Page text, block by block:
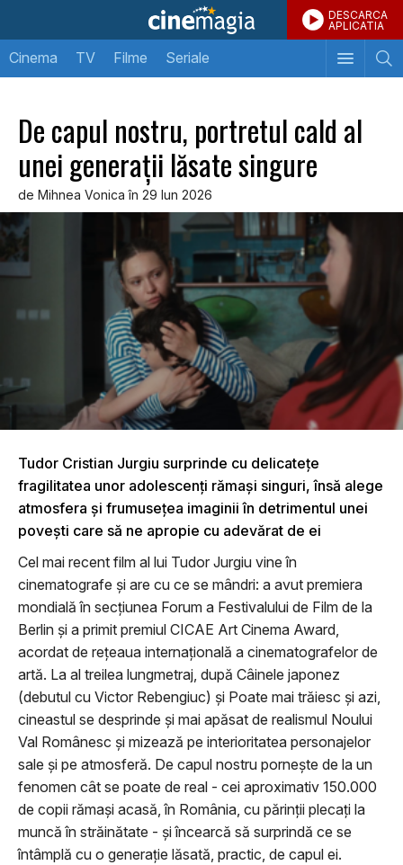
DESCARCA
APLICATIA
Cinema TV Filme Seriale
De capul nostru, portretul cald al
unei generații lăsate singure
de Mihnea Vonica în 29 Iun 2026
Tudor Cristian Jurgiu surprinde cu delicatețe
fragilitatea unor adolescenți rămași singuri, însă alege
atmosfera și frumusețea imaginii în detrimentul unei
povești care să ne apropie cu adevărat de ei
Cel mai recent film al lui Tudor Jurgiu vine în
cinematografe și are cu ce se mândri: a avut premiera
mondială în secțiunea Forum a Festivalului de Film de la
Berlin și a primit premiul CICAE Art Cinema Award,
acordat de rețeaua internațională a cinematografelor de
artă. La al treilea lungmetraj, după Câinele japonez
(debutul cu Victor Rebengiuc) și Poate mai trăiesc și azi,
cineastul se desprinde și mai apăsat de realismul Noului
Val Românesc și mizează pe interioritatea personajelor
sale și pe atmosferă. De capul nostru pornește de la un
fenomen cât se poate de real - cei aproximativ 150.000
de copii rămași acasă, în România, cu părinții plecați la
muncă în străinătate - și încearcă să surprindă ce se
întâmplă cu o generație lăsată, practic, de capul ei.